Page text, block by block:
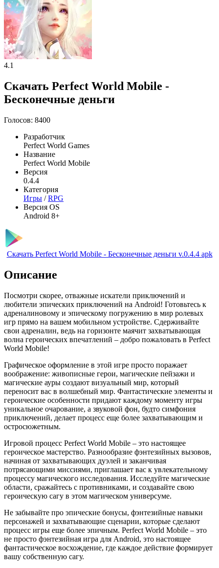
4.1
Скачать Perfect World Mobile -
Бесконечные деньги
Голосов: 8400
Разработчик
Perfect World Games
Название
Perfect World Mobile
Версия
0.4.4
Категория
Игры /RPG
Версия OS
Android 8+
Скачать Perfect World Mobile - Бесконечные деньги v.0.4.4 apk
Описание
Посмотри скорее, отважные искатели приключений и
любители эпических приключений на Android! Готовьтесь к
адреналиновому и эпическому погружению в мир ролевых
игр прямо на вашем мобильном устройстве. Сдерживайте
свои адреналин, ведь на горизонте маячит захватывающая
волна героических впечатлений – добро пожаловать в Perfect
World Mobile!
Графическое оформление в этой игре просто поражает
воображение: живописные герои, магические пейзажи и
магические ауры создают визуальный мир, который
переносит вас в волшебный мир. Фантастические элементы и
героические особенности придают каждому моменту игры
уникальное очарование, а звуковой фон, будто симфония
приключений, делает процесс еще более захватывающим и
остросюжетным.
Игровой процесс Perfect World Mobile – это настоящее
героическое мастерство. Разнообразие фэнтезийных вызовов,
начиная от захватывающих дуэлей и заканчивая
потрясающими миссиями, приглашает вас к увлекательному
процессу магического исследования. Исследуйте магические
области, сражайтесь с противниками, и создавайте свою
героическую сагу в этом магическом универсуме.
Не забывайте про эпические бонусы, фэнтезийные навыки
персонажей и захватывающие сценарии, которые сделают
процесс игры еще более эпичным. Perfect World Mobile – это
не просто фэнтезийная игра для Android, это настоящее
фантастическое восхождение, где каждое действие формирует
вашу собственную сагу.